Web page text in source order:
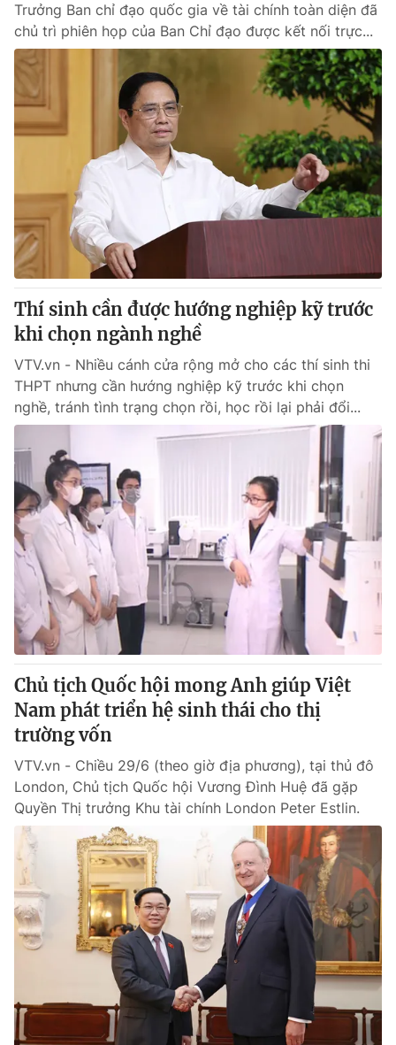
Trưởng Ban chỉ đạo quốc gia về tài chính toàn diện đã
chủ trì phiên họp của Ban Chỉ đạo được kết nối trực...
Thí sinh cần được hướng nghiệp kỹ trước
khi chọn ngành nghề
VTV.vn - Nhiều cánh cửa rộng mở cho các thí sinh thi
THPT nhưng cần hướng nghiệp kỹ trước khi chọn
nghề, tránh tình trạng chọn rồi, học rồi lại phải đổi...
Chủ tịch Quốc hội mong Anh giúp Việt
Nam phát triển hệ sinh thái cho thị
trường vốn
VTV.vn - Chiều 29/6 (theo giờ địa phương), tại thủ đô
London, Chủ tịch Quốc hội Vương Đình Huệ đã gặp
Quyền Thị trưởng Khu tài chính London Peter Estlin.